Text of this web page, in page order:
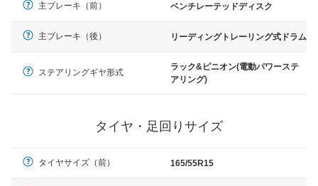
主ブレーキ（前） ベンチレーテッドディスク
主ブレーキ（後） リーディングトレーリング式ドラム
ステアリングギヤ形式
ラック&ピニオン(電動パワーステ
アリング)
タイヤ・足回りサイズ
タイヤサイズ（前） 165/55R15